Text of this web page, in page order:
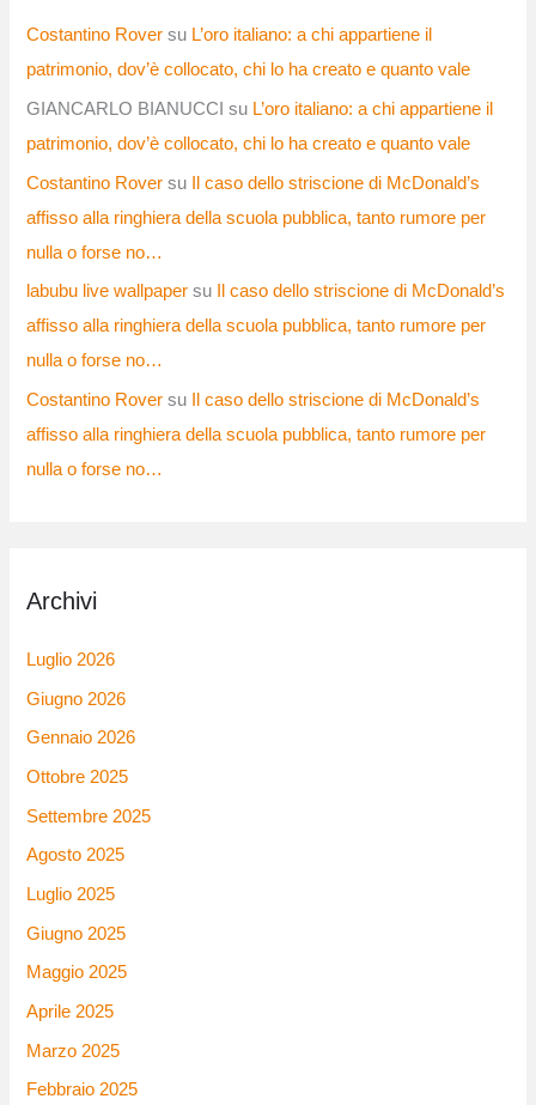
Costantino Rover su L’oro italiano: a chi appartiene il
patrimonio, dov’è collocato, chi lo ha creato e quanto vale
GIANCARLO BIANUCCI su L’oro italiano: a chi appartiene il
patrimonio, dov’è collocato, chi lo ha creato e quanto vale
Costantino Rover su Il caso dello striscione di McDonald’s
affisso alla ringhiera della scuola pubblica, tanto rumore per
nulla o forse no…
labubu live wallpaper su
Il caso dello striscione di McDonald’s
affisso alla ringhiera della scuola pubblica, tanto rumore per
nulla o forse no…
Costantino Rover su
Il caso dello striscione di McDonald’s
affisso alla ringhiera della scuola pubblica, tanto rumore per
nulla o forse no…
Archivi
Luglio 2026
Giugno 2026
Gennaio 2026
Ottobre 2025
Settembre 2025
Agosto 2025
Luglio 2025
Giugno 2025
Maggio 2025
Aprile 2025
Marzo 2025
Febbraio 2025